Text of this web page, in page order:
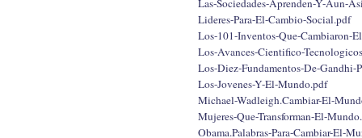
Lideres-Para-El-Cambio-Social.pdf
Los-101-Inventos-Que-Cambiaron-
Los-Avances-Cientifico-
Los-Diez-Fundamentos-De-Gandhi-
Los-Jovenes-Y-El-Mundo.pdf
Michael-Wadleigh.Cambiar-El-
Mujeres-Que-Transforman-El-
Obama.Palabras-Para-Cambiar-El-